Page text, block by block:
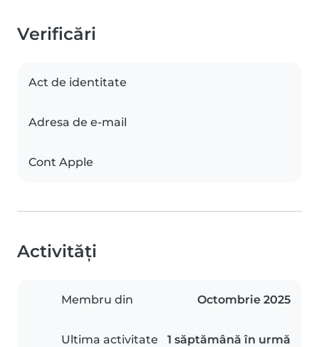
Verificări
Act de identitate
Adresa de e-mail
Cont Apple
Activități
Membru din Octombrie 2025
Ultima activitate 1 săptămână în urmă